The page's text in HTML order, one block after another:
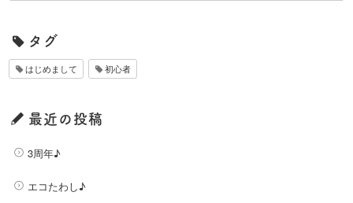
タグ
はじめまして 初心者
最近の投稿
3周年♪
エコたわし♪